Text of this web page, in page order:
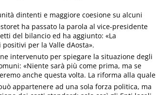
dintenti e maggiore coesione su alcuni
ha passato la parola al vice-presidente
del bilancio ed ha aggiunto: «La
per la Valle dAosta».
intervenuto per spiegare la situazione degli
«Niente sarà più come prima, ma se
anche questa volta. La riforma alla quale
appartenere ad una sola forza politica, ma